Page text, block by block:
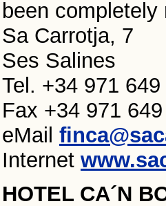
been completely
Sa Carrotja, 7
Ses Salines
Tel. +34 971 649
Fax +34 971
eMail
Internet
HOTEL CA´N